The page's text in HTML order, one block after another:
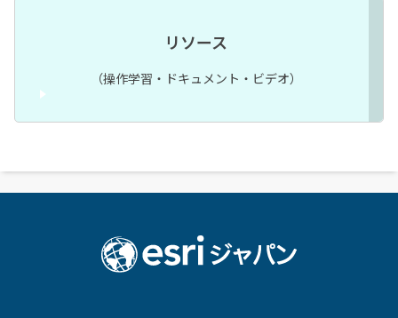
リソース
（操作学習・ドキュメント・ビデオ）